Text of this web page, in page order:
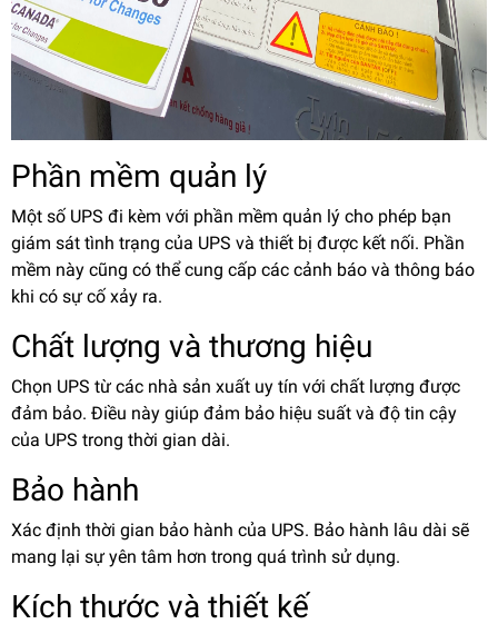
Phần mềm quản lý
Một số UPS đi kèm với phần mềm quản lý cho phép bạn
giám sát tình trạng của UPS và thiết bị được kết nối. Phần
mềm này cũng có thể cung cấp các cảnh báo và thông báo
khi có sự cố xảy ra.
Chất lượng và thương hiệu
Chọn UPS từ các nhà sản xuất uy tín với chất lượng được
đảm bảo. Điều này giúp đảm bảo hiệu suất và độ tin cậy
của UPS trong thời gian dài.
Bảo hành
Xác định thời gian bảo hành của UPS. Bảo hành lâu dài sẽ
mang lại sự yên tâm hơn trong quá trình sử dụng.
Kích thước và thiết kế